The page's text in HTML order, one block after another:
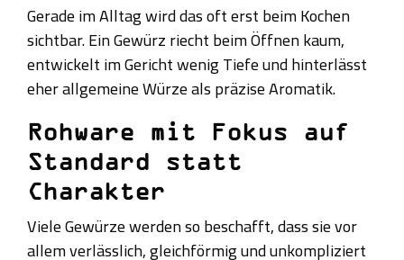
Gerade im Alltag wird das oft erst beim Kochen
sichtbar. Ein Gewürz riecht beim Öffnen kaum,
entwickelt im Gericht wenig Tiefe und hinterlässt
eher allgemeine Würze als präzise Aromatik.
Rohware mit Fokus auf
Standard statt
Charakter
Viele Gewürze werden so beschafft, dass sie vor
allem verlässlich, gleichförmig und unkompliziert